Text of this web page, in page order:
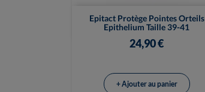
Epitact Protège Pointes Orteils
Epithelium Taille 39-41
24,90 €
Vue rapide
+ Ajouter au panier